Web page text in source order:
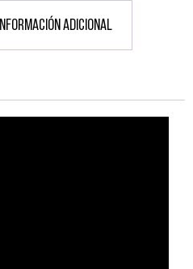
INFORMACIÓN ADICIONAL